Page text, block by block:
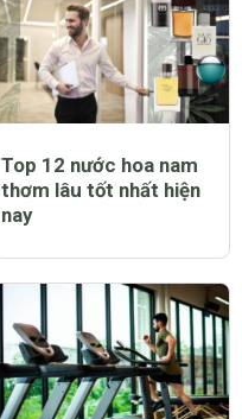
Top 12 nước hoa nam
thơm lâu tốt nhất hiện
nay